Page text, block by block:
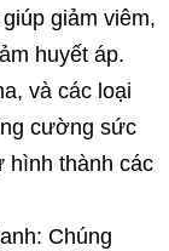
giảm viêm,
huyết áp.
và các loại
cường sức
hình thành các
Chúng